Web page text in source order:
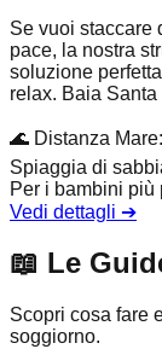
Se vuoi staccare
pace, la nostra
soluzione
relax. Baia
🌊 Distanza Mare:
Spiaggia di
Per i bambini più
Vedi dettagli ➔
📖 Le
Scopri cosa fare
soggiorno.